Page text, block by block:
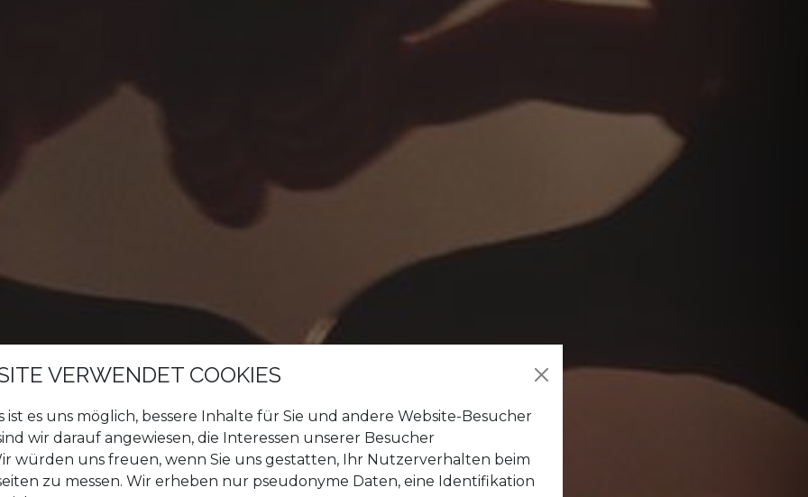
VERWENDET COOKIES ×
ist es uns möglich, bessere Inhalte für Sie und andere Website-Besucher
wir darauf angewiesen, die Interessen unserer Besucher
würden uns freuen, wenn Sie uns gestatten, Ihr Nutzerverhalten beim
zu messen. Wir erheben nur pseudonyme Daten, eine Identifikation